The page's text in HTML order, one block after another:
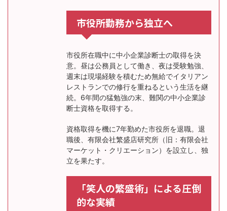
市役所勤務から独立へ
市役所在職中に中小企業診断士の取得を決
意。昼は公務員として働き、夜は受験勉強、
週末は現場経験を積むため無給でイタリアン
レストランでの修行を重ねるという生活を継
続。6年間の猛勉強の末、難関の中小企業診
断士資格を取得する。
資格取得を機に7年勤めた市役所を退職。退
職後、有限会社繁盛店研究所（旧：有限会社
マーケット・クリエーション）を設立し、独
立を果たす。
「笑人の繁盛術」による圧倒
的な実績